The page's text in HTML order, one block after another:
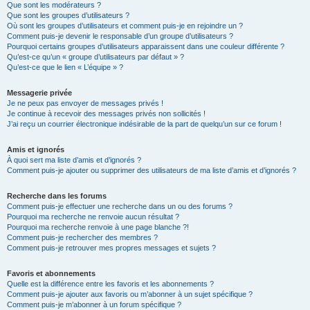
Que sont les modérateurs ?
Que sont les groupes d’utilisateurs ?
Où sont les groupes d’utilisateurs et comment puis-je en rejoindre un ?
Comment puis-je devenir le responsable d’un groupe d’utilisateurs ?
Pourquoi certains groupes d’utilisateurs apparaissent dans une couleur différente ?
Qu’est-ce qu’un « groupe d’utilisateurs par défaut » ?
Qu’est-ce que le lien « L’équipe » ?
Messagerie privée
Je ne peux pas envoyer de messages privés !
Je continue à recevoir des messages privés non sollicités !
J’ai reçu un courrier électronique indésirable de la part de quelqu’un sur ce forum !
Amis et ignorés
À quoi sert ma liste d’amis et d’ignorés ?
Comment puis-je ajouter ou supprimer des utilisateurs de ma liste d’amis et d’ignorés ?
Recherche dans les forums
Comment puis-je effectuer une recherche dans un ou des forums ?
Pourquoi ma recherche ne renvoie aucun résultat ?
Pourquoi ma recherche renvoie à une page blanche ?!
Comment puis-je rechercher des membres ?
Comment puis-je retrouver mes propres messages et sujets ?
Favoris et abonnements
Quelle est la différence entre les favoris et les abonnements ?
Comment puis-je ajouter aux favoris ou m’abonner à un sujet spécifique ?
Comment puis-je m’abonner à un forum spécifique ?